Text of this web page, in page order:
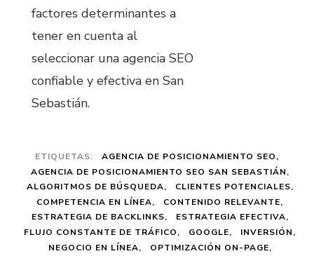
factores determinantes a
tener en cuenta al
seleccionar una agencia SEO
confiable y efectiva en San
Sebastián.
ETIQUETAS:
AGENCIA DE POSICIONAMIENTO SEO
AGENCIA DE POSICIONAMIENTO SEO SAN SEBASTIÁN
ALGORITMOS DE BÚSQUEDA
CLIENTES POTENCIALES
COMPETENCIA EN LÍNEA
CONTENIDO RELEVANTE
ESTRATEGIA DE BACKLINKS
ESTRATEGIA EFECTIVA
FLUJO CONSTANTE DE TRÁFICO
GOOGLE
INVERSIÓN
NEGOCIO EN LÍNEA
OPTIMIZACIÓN ON-PAGE